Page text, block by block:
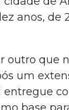
anos, de
outro que
um